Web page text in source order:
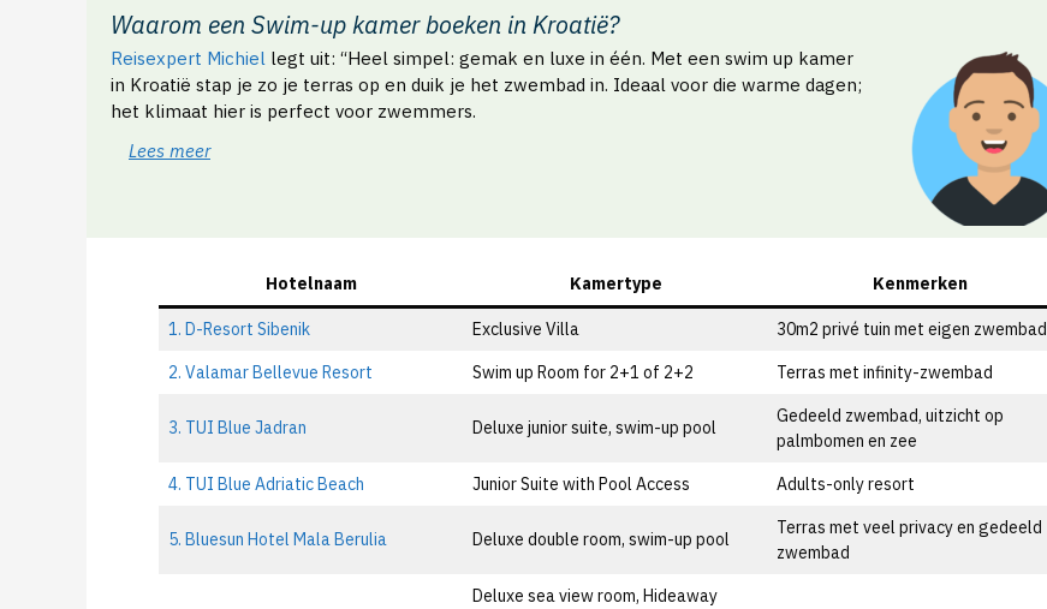
Waarom een Swim-up kamer boeken in Kroatië?
Reisexpert Michiel legt uit: “Heel simpel: gemak en luxe in één. Met een swim up kamer
in Kroatië stap je zo je terras op en duik je het zwembad in. Ideaal voor die warme dagen;
het klimaat hier is perfect voor zwemmers.
Lees meer
Hotelnaam Kamertype Kenmerken
1. D-Resort Sibenik Exclusive Villa
30m2 privé tuin met eigen zwembad
2. Valamar Bellevue Resort
Swim up Room for 2+1 of 2+2 Terras met infinity-zwembad
3. TUI Blue Jadran Deluxe junior suite, swim-up pool
Gedeeld zwembad, uitzicht op
palmbomen en zee
4. TUI Blue Adriatic Beach
Junior Suite with Pool Access Adults-only resort
5. Bluesun Hotel Mala Berulia Deluxe double room, swim-up pool
Terras met veel privacy en gedeeld
zwembad
Deluxe sea view room, Hideaway